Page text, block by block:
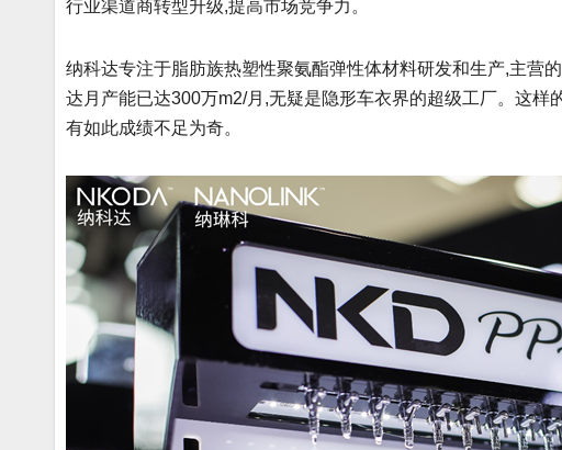
行业渠道商转型升级,提高市场竞争力。
纳科达专注于脂肪族热塑性聚氨酯弹性体材料研发和生产,主营
达月产能已达300万m2/月,无疑是隐形车衣界的超级工厂。这
有如此成绩不足为奇。